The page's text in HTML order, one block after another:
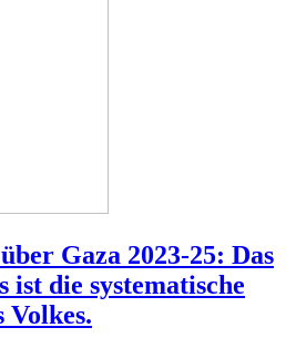
Gaza 2023-25: Das
die systematische
Volkes.